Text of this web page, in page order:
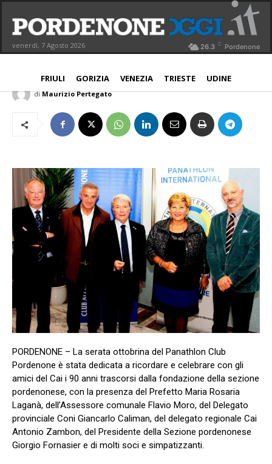
venerdì, 7 Agosto 2026 26.3 C Pordenone
FRIULI GORIZIA VENEZIA TRIESTE UDINE
Panathlon, serata per ricordare i 90
anni del Cai
PORDENONE
di Maurizio Pertegato
PORDENONE – La serata ottobrina del Panathlon Club
Pordenone è stata dedicata a ricordare e celebrare con gli
amici del Cai i 90 anni trascorsi dalla fondazione della sezione
pordenonese, con la presenza del Prefetto Maria Rosaria
Laganà, dell’Assessore comunale Flavio Moro, del Delegato
provinciale Coni Giancarlo Caliman, del delegato regionale Cai
Antonio Zambon, del Presidente della Sezione pordenonese
Giorgio Fornasier e di molti soci e simpatizzanti.